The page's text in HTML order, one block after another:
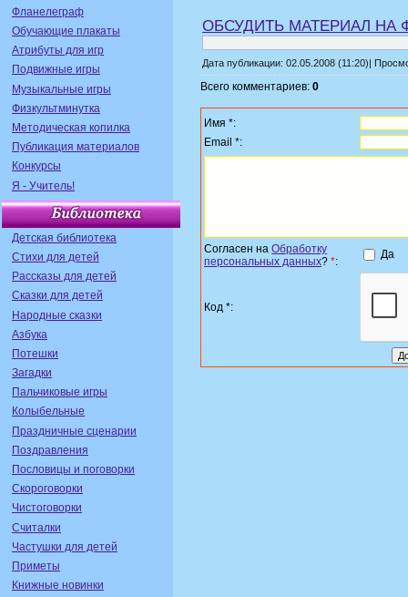
Фланелеграф
Обучающие плакаты
Атрибуты для игр
Подвижные игры
Музыкальные игры
Физкультминутка
Методическая копилка
Публикация материалов
Конкурсы
Я - Учитель!
Детская библиотека
Стихи для детей
Рассказы для детей
Сказки для детей
Народные сказки
Азбука
Потешки
Загадки
Пальчиковые игры
Колыбельные
Праздничные сценарии
Поздравления
Пословицы и поговорки
Скороговорки
Чистоговорки
Считалки
Частушки для детей
Приметы
Книжные новинки
ОБСУДИТЬ МАТЕРИАЛ НА
Дата публикации: 02.05.2008 (11:20)|
Всего комментариев: 0
Имя *:
Email *:
Согласен на Обработку
персональных данных? *:
Да
Код *: